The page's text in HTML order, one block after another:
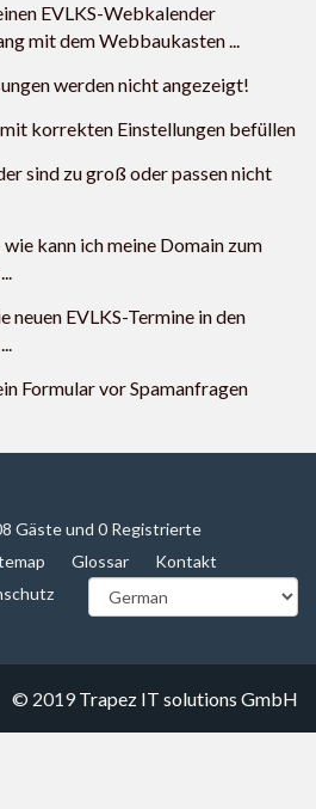
EVLKS-Webkalender
mit dem Webbaukasten ...
werden nicht angezeigt!
korrekten Einstellungen befüllen
sind zu groß oder passen nicht
kann ich meine Domain zum
neuen EVLKS-Termine in den
Formular vor Spamanfragen
Gäste und 0 Registrierte
Glossar
Kontakt
© 2019Trapez IT solutions GmbH